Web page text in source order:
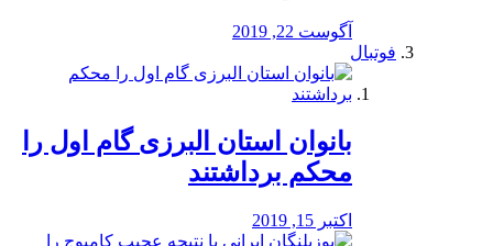
آگوست 22, 2019
فوتبال
بانوان استان البرزی گام اول را
محكم برداشتند
اکتبر 15, 2019